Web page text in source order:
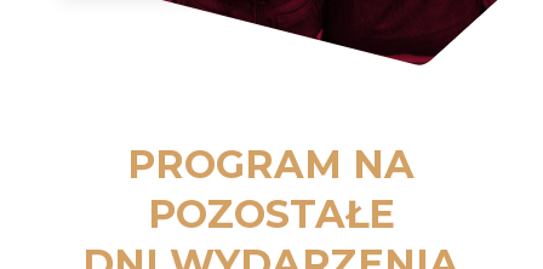
PROGRAM NA
POZOSTAŁE